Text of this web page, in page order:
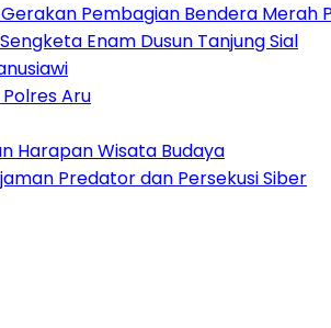
Pembagian Bendera Merah
Enam Dusun Tanjung Sial
Aru
Harapan Wisata Budaya
Predator dan Persekusi Siber